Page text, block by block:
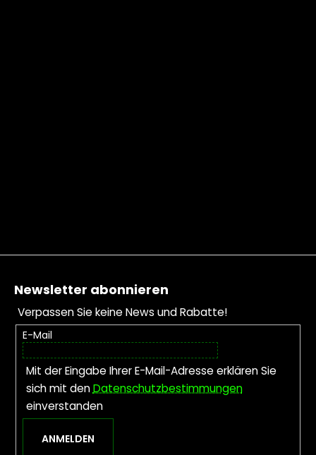
Fußzeile
Newsletter abonnieren
Verpassen Sie keine News und Rabatte!
E-Mail
Mit der Eingabe Ihrer E-Mail-Adresse erklären Sie
sich mit denDatenschutzbestimmungen
einverstanden
ANMELDEN